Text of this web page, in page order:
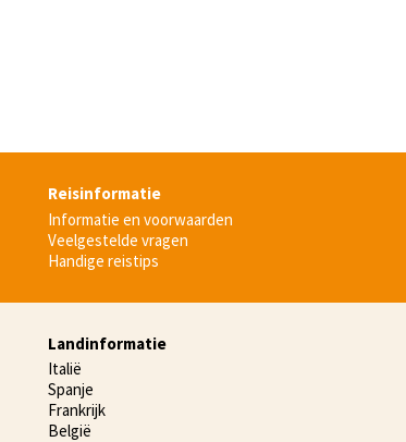
Reisinformatie
Informatie en voorwaarden
Veelgestelde vragen
Handige reistips
Landinformatie
Italië
Spanje
Frankrijk
België